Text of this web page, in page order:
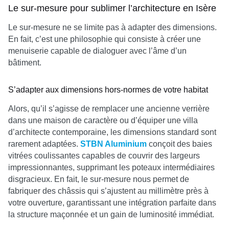
Le sur-mesure pour sublimer l’architecture en Isère
Le sur-mesure ne se limite pas à adapter des dimensions.
En fait, c’est une philosophie qui consiste à créer une
menuiserie capable de dialoguer avec l’âme d’un
bâtiment.
S’adapter aux dimensions hors-normes de votre habitat
Alors, qu’il s’agisse de remplacer une ancienne verrière
dans une maison de caractère ou d’équiper une villa
d’architecte contemporaine, les dimensions standard sont
rarement adaptées. STBN Aluminium conçoit des baies
vitrées coulissantes capables de couvrir des largeurs
impressionnantes, supprimant les poteaux intermédiaires
disgracieux. En fait, le sur-mesure nous permet de
fabriquer des châssis qui s’ajustent au millimètre près à
votre ouverture, garantissant une intégration parfaite dans
la structure maçonnée et un gain de luminosité immédiat.